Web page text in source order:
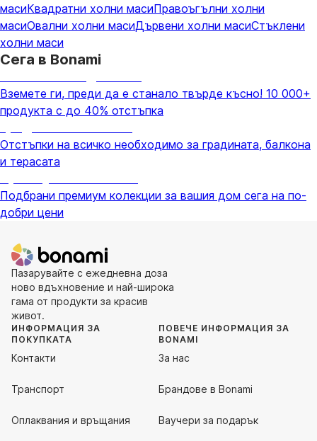
масиКвадратни холни масиПравоъгълни холни
масиОвални холни масиДървени холни масиСтъклени
холни маси
Сега в Bonami
Вземете ги, преди да е станало твърде късно! 10 000+
продукта с до 40% отстъпка
Отстъпки на всичко необходимо за градината, балкона
и терасата
Подбрани премиум колекции за вашия дом сега на по-
добри цени
Пазарувайте с ежедневна доза
ново вдъхновение и най-широка
гама от продукти за красив
живот.
ИНФОРМАЦИЯ ЗА
ПОКУПКАТА
Контакти
Транспорт
Оплаквания и връщания
ПОВЕЧЕ ИНФОРМАЦИЯ ЗА
BONAMI
За нас
Брандове в Bonami
Ваучери за подарък